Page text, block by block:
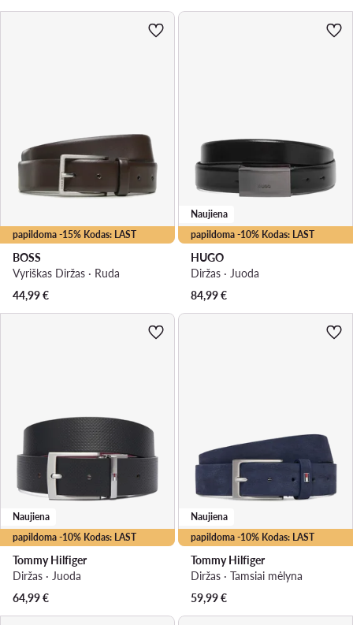
papildoma -15% Kodas: LAST
BOSS
Vyriškas Diržas · Ruda
44,99€
papildoma -10% Kodas: LAST
Naujiena
HUGO
Diržas · Juoda
84,99€
papildoma -10% Kodas: LAST
Naujiena
Tommy Hilfiger
Diržas · Juoda
64,99€
papildoma -10% Kodas: LAST
Naujiena
Tommy Hilfiger
Diržas · Tamsiai mėlyna
59,99€